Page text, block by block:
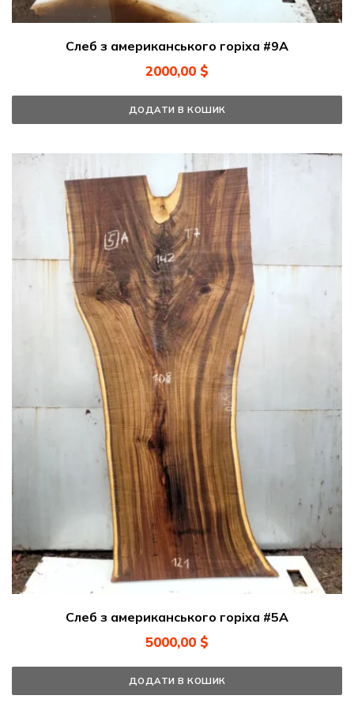
Слеб з американського горіха #9A
2000,00 $
ДОДАТИ В КОШИК
Слеб з американського горіха #5А
5000,00 $
ДОДАТИ В КОШИК